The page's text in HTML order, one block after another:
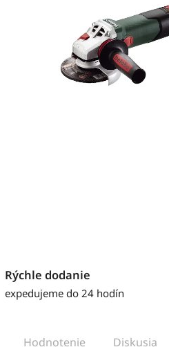
Rýchle dodanie
expedujeme do 24 hodín
Hodnotenie Diskusia